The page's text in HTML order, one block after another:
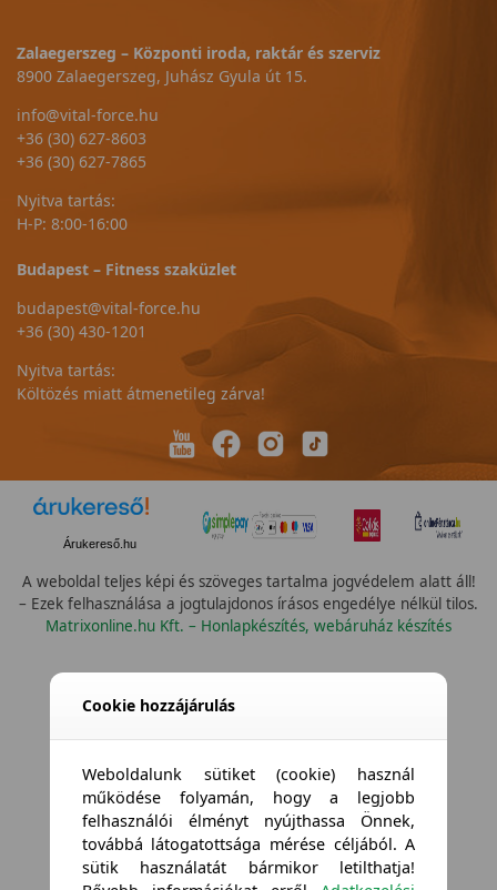
Zalaegerszeg – Központi iroda, raktár és szerviz
8900 Zalaegerszeg, Juhász Gyula út 15.
info@vital-force.hu
+36 (30) 627-8603
+36 (30) 627-7865
Nyitva tartás:
H-P: 8:00-16:00
Budapest – Fitness szaküzlet
budapest@vital-force.hu
+36 (30) 430-1201
Nyitva tartás:
Költözés miatt átmenetileg zárva!
Árukereső.hu
A weboldal teljes képi és szöveges tartalma jogvédelem alatt áll!
– Ezek felhasználása a jogtulajdonos írásos engedélye nélkül tilos.
Matrixonline.hu Kft. – Honlapkészítés, webáruház készítés
Cookie hozzájárulás
Weboldalunk sütiket (cookie) használ
működése folyamán, hogy a legjobb
felhasználói élményt nyújthassa Önnek,
továbbá látogatottsága mérése céljából. A
sütik használatát bármikor letilthatja!
Összes vízállóság